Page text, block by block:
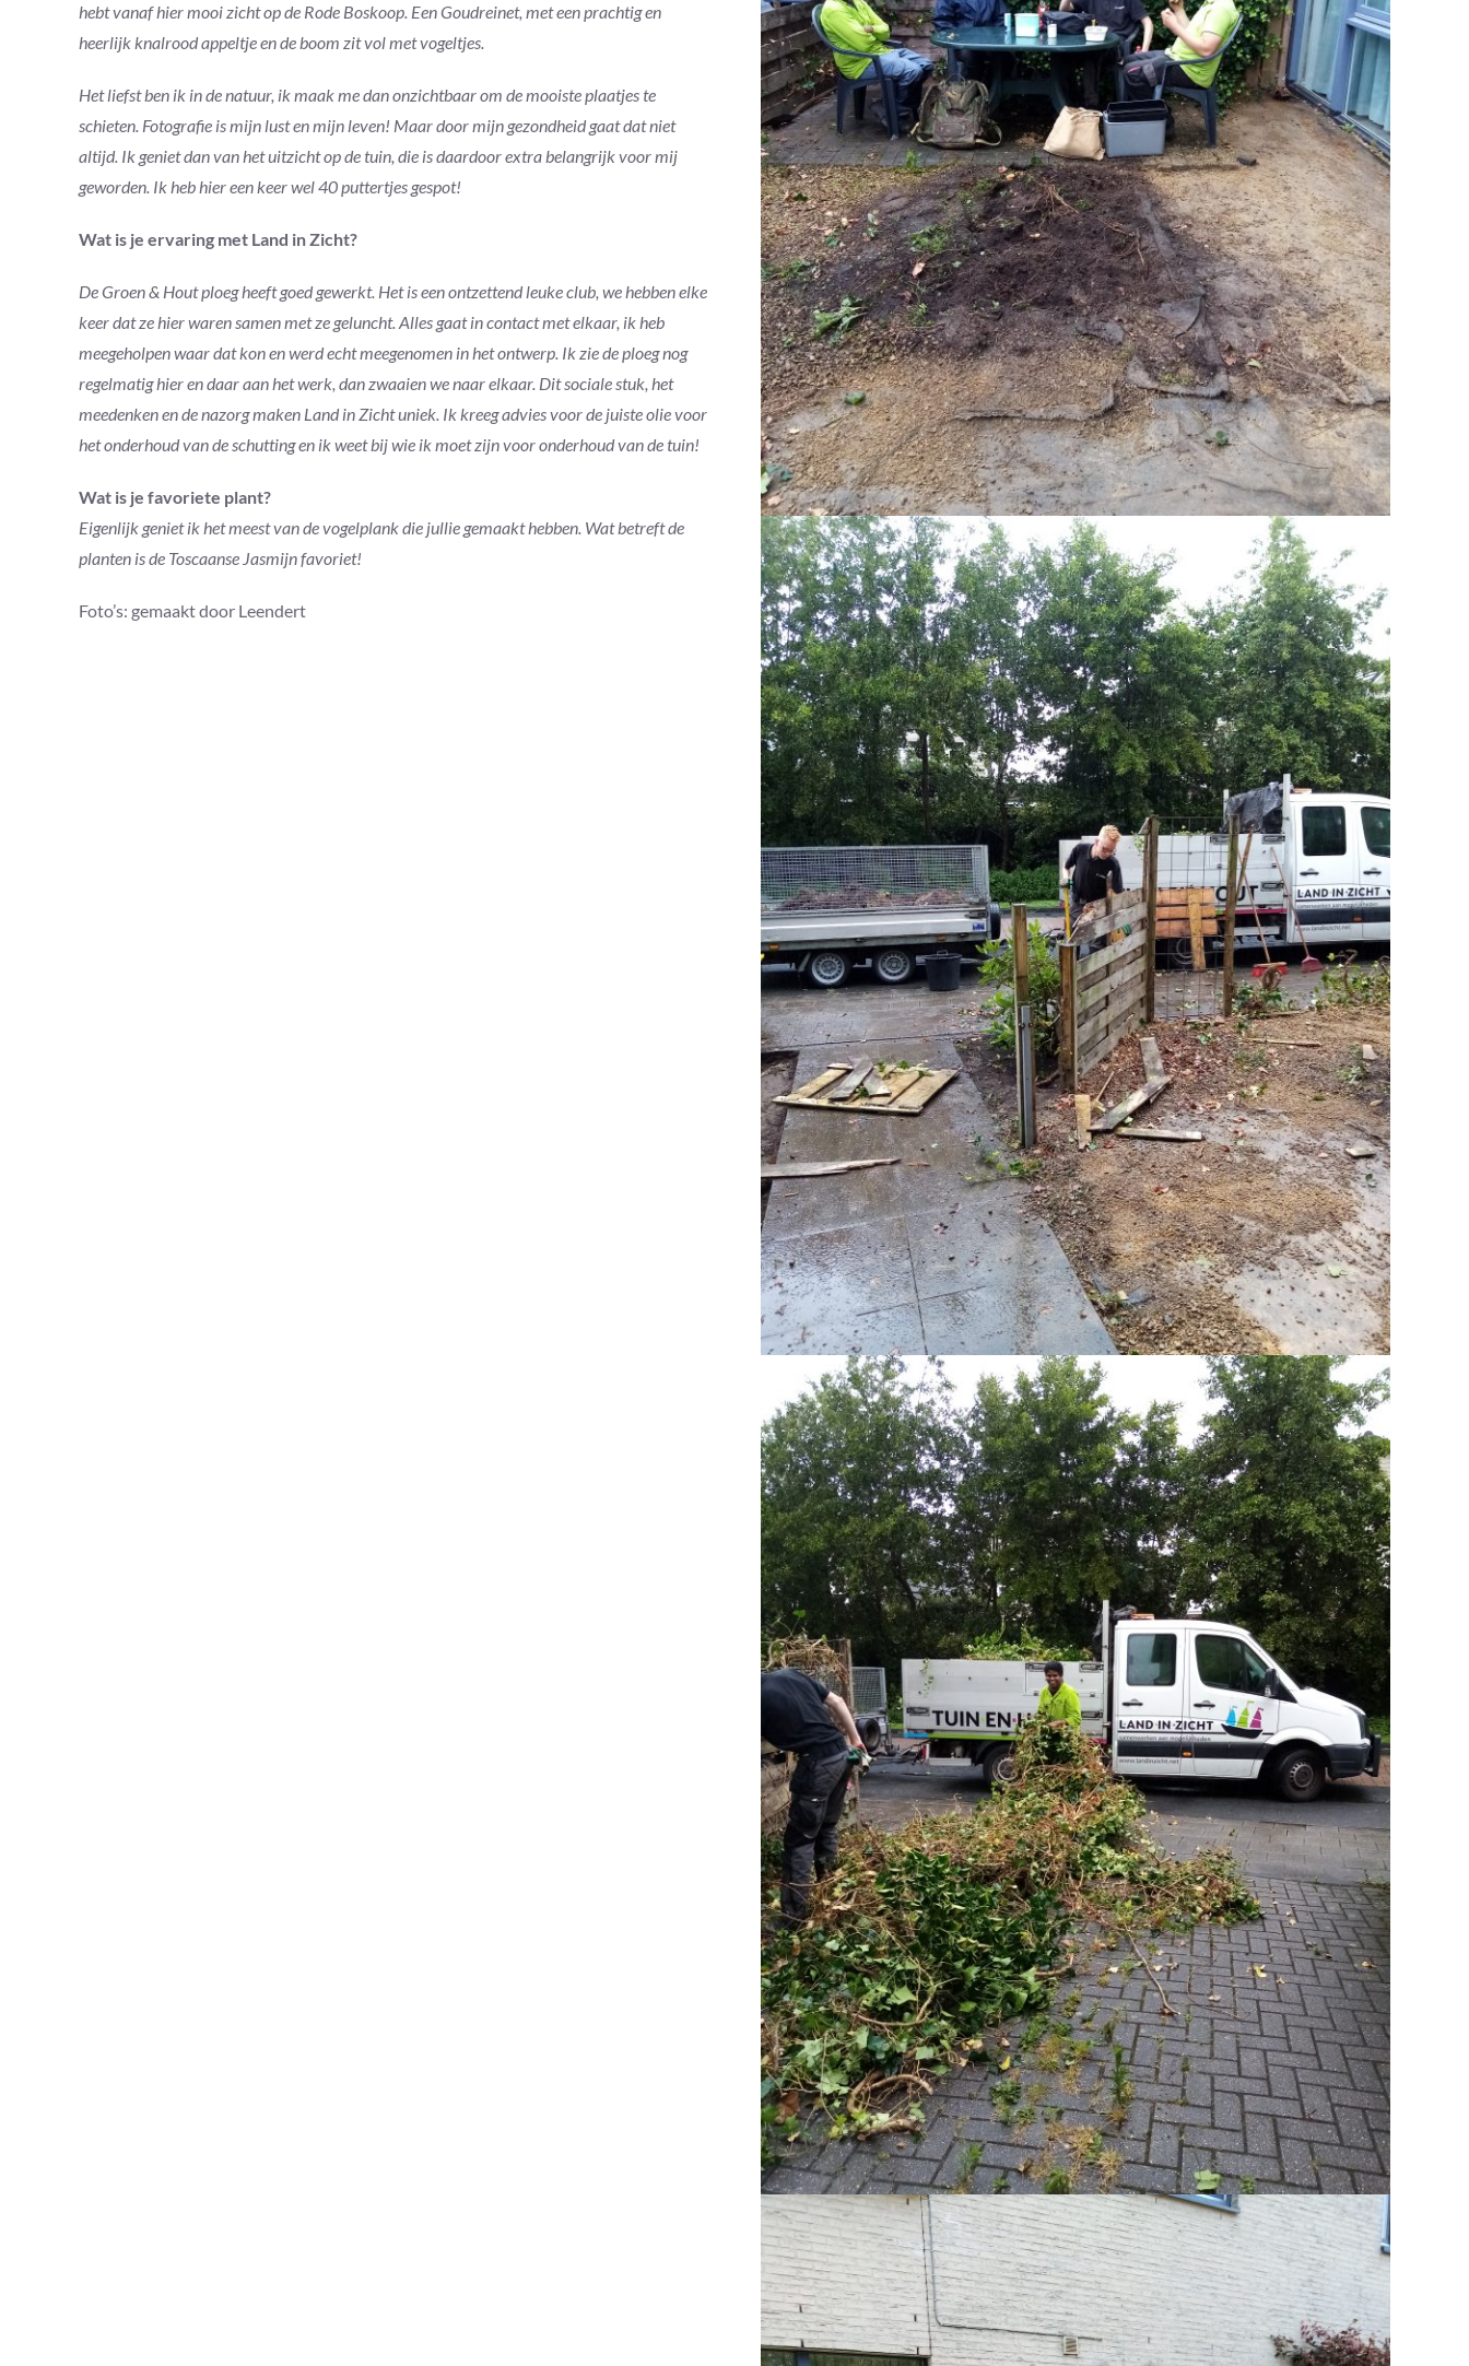
hebt vanaf hier mooi zicht op de Rode Boskoop. Een Goudreinet, met een prachtig en
heerlijk knalrood appeltje en de boom zit vol met vogeltjes.
Het liefst ben ik in de natuur, ik maak me dan onzichtbaar om de mooiste plaatjes te
schieten. Fotografie is mijn lust en mijn leven! Maar door mijn gezondheid gaat dat niet
altijd. Ik geniet dan van het uitzicht op de tuin, die is daardoor extra belangrijk voor mij
geworden. Ik heb hier een keer wel 40 puttertjes gespot!
Wat is je ervaring met Land in Zicht?
De Groen & Hout ploeg heeft goed gewerkt. Het is een ontzettend leuke club, we hebben elke
keer dat ze hier waren samen met ze geluncht. Alles gaat in contact met elkaar, ik heb
meegeholpen waar dat kon en werd echt meegenomen in het ontwerp. Ik zie de ploeg nog
regelmatig hier en daar aan het werk, dan zwaaien we naar elkaar. Dit sociale stuk, het
meedenken en de nazorg maken Land in Zicht uniek. Ik kreeg advies voor de juiste olie voor
het onderhoud van de schutting en ik weet bij wie ik moet zijn voor onderhoud van de tuin!
Wat is je favoriete plant?
Eigenlijk geniet ik het meest van de vogelplank die jullie gemaakt hebben. Wat betreft de
planten is de Toscaanse Jasmijn favoriet!
Foto’s: gemaakt door Leendert